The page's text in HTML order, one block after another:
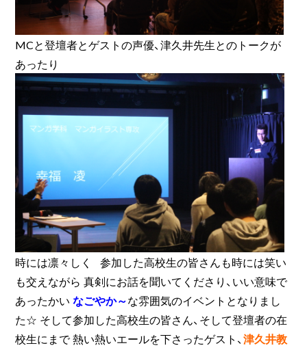
MCと登壇者とゲストの声優、津久井先生とのトークが
あったり
時には凛々しく 参加した高校生の皆さんも時には笑い
も交えながら 真剣にお話を聞いてくださり、いい意味で
あったかいなごやか～な雰囲気のイベントとなりまし
た☆ そして参加した高校生の皆さん、そして登壇者の在
校生にまで 熱い熱いエールを下さったゲスト、津久井教